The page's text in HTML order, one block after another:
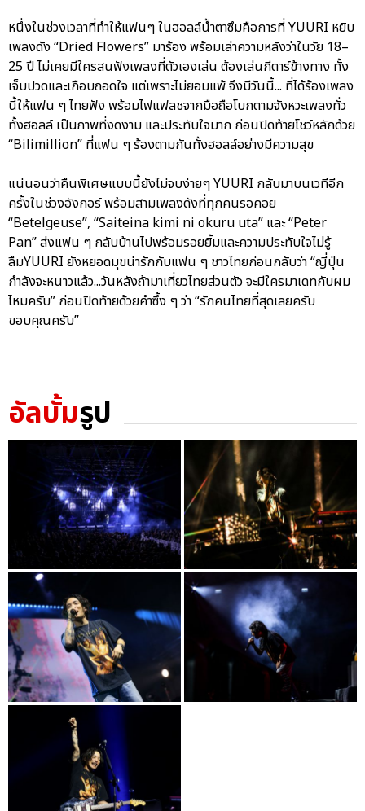
หนึ่งในช่วงเวลาที่ทำให้แฟนๆ ในฮอลล์น้ำตาซึมคือการที่ YUURI หยิบ
เพลงดัง “Dried Flowers” มาร้อง พร้อมเล่าความหลังว่าในวัย 18–
25 ปี ไม่เคยมีใครสนฟังเพลงที่ตัวเองเล่น ต้องเล่นกีตาร์ข้างทาง ทั้ง
เจ็บปวดและเกือบถอดใจ แต่เพราะไม่ยอมแพ้ จึงมีวันนี้... ที่ได้ร้องเพลง
นี้ให้แฟน ๆ ไทยฟัง พร้อมไฟแฟลชจากมือถือโบกตามจังหวะเพลงทั่ว
ทั้งฮอลล์ เป็นภาพที่งดงาม และประทับใจมาก ก่อนปิดท้ายโชว์หลักด้วย
“Bilimillion” ที่แฟน ๆ ร้องตามกันทั้งฮอลล์อย่างมีความสุข
แน่นอนว่าคืนพิเศษแบบนี้ยังไม่จบง่ายๆ YUURI กลับมาบนเวทีอีก
ครั้งในช่วงอังกอร์ พร้อมสามเพลงดังที่ทุกคนรอคอย
“Betelgeuse”, “Saiteina kimi ni okuru uta” และ “Peter
Pan” ส่งแฟน ๆ กลับบ้านไปพร้อมรอยยิ้มและความประทับใจไม่รู้
ลืมYUURI ยังหยอดมุขน่ารักกับแฟน ๆ ชาวไทยก่อนกลับว่า “ญี่ปุ่น
กำลังจะหนาวแล้ว...วันหลังถ้ามาเที่ยวไทยส่วนตัว จะมีใครมาเดทกับผม
ไหมครับ” ก่อนปิดท้ายด้วยคำซึ้ง ๆ ว่า “รักคนไทยที่สุดเลยครับ
ขอบคุณครับ”
อัลบั้มรูป